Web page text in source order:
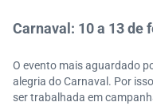
Carnaval: 10 a 13 de
O evento mais aguardado
alegria do Carnaval. Por
ser trabalhada em